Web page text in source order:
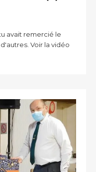
avait remercié le
Voir la vidéo